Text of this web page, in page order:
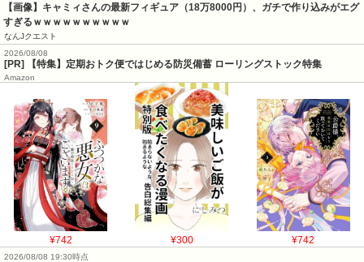
【画像】キャミィさんの最新フィギュア（18万8000円）、ガチで作り込みがエグ
すぎるｗｗｗｗｗｗｗｗｗｗ
なんJクエスト
2026/08/08
[PR] 【特集】定期おトク便ではじめる防災備蓄 ローリングストック特集
Amazon
¥742 ¥300 ¥742
2026/08/08 19:30時点